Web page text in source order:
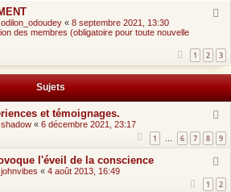
0
6
0
:
odilon_odoudey « 8 septembre 2021, 13:30
des membres (obligatoire pour toute nouvelle
1 2 3
Sujets
et témoignages.
shadow « 6 décembre 2021, 23:17
1 … 6 7 8 9
l'éveil de la conscience
johnvibes « 4 août 2013, 16:49
1 2